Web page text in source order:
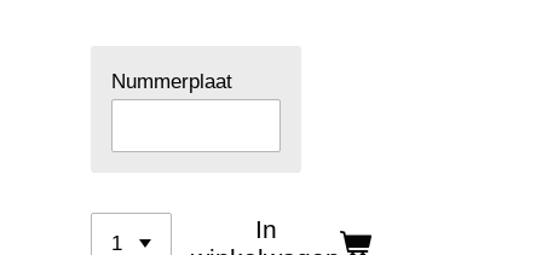
Nummerplaat
In